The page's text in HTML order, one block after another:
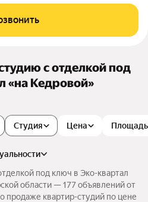
с отделкой под
«на Кедровой»
Студия Цена Площадь
под ключ в Эко-квартал
области — 177 объявлений от
продаже квартир-студий по цене